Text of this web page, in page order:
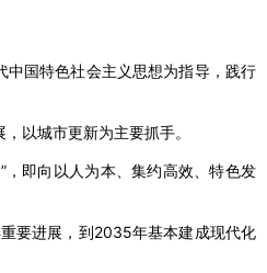
中国特色社会主义思想为指导，践行
以城市更新为主要抓手。
，即向以人为本、集约高效、特色发
要进展，到2035年基本建成现代化